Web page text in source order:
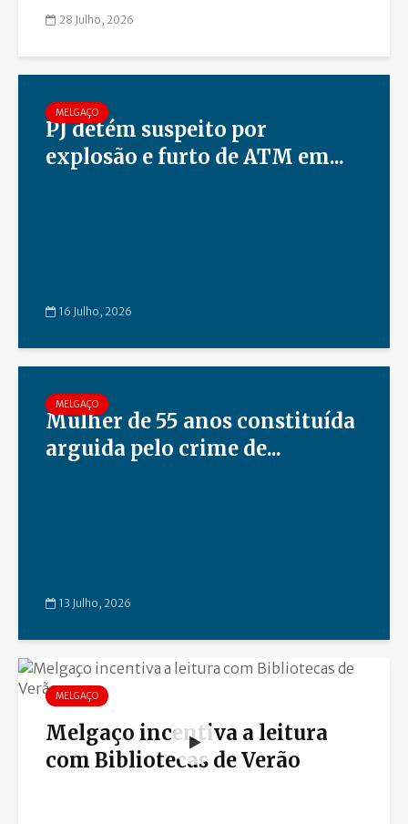
28 Julho, 2026
MELGAÇO
PJ detém suspeito por
explosão e furto de ATM em...
16 Julho, 2026
MELGAÇO
Mulher de 55 anos constituída
arguida pelo crime de...
13 Julho, 2026
MELGAÇO
Melgaço incentiva a leitura
com Bibliotecas de Verão